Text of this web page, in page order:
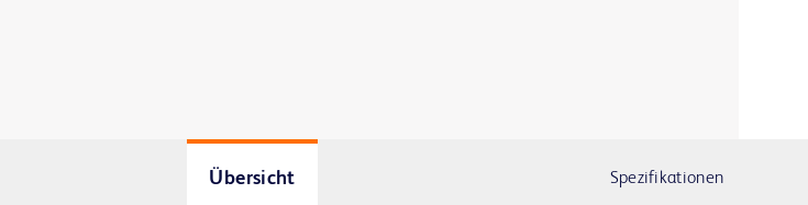
Übersicht Spezifikationen